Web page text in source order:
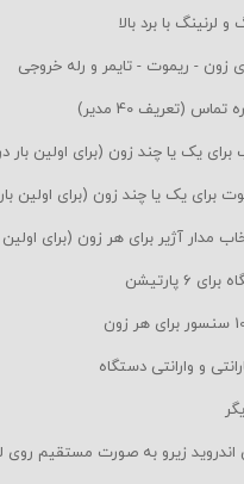
لرنینگ با برد بالا
زون - ریموت - تایمر و رله خروجی
یک یا چند زون (برای اولین بار
برای یک یا چند زون (برای اولین بار
مدار آژیر برای هر زون (برای اولین
پارتیشن
و وارانتی دستگاه
اندروید زیرو به صورت مستقیم روی